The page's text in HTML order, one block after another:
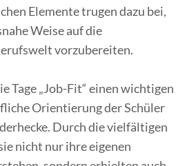
Elemente trugen dazu bei,
Weise auf die
vorzubereiten.
Tage „Job-Fit“ einen wichtigen
Orientierung der Schüler
Durch die vielfältigen
nicht nur ihre eigenen